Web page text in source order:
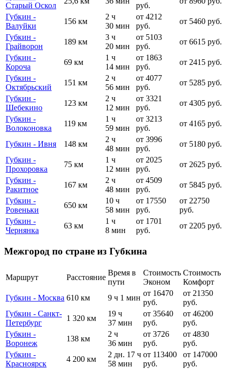
Старый Оскол
руб.
Губкин -
Валуйки
156 км
2 ч
30 мин
от 4212
руб.
от 5460 руб.
Губкин -
Грайворон
189 км
3 ч
20 мин
от 5103
руб.
от 6615 руб.
Губкин -
Короча
69 км
1 ч
14 мин
от 1863
руб.
от 2415 руб.
Губкин -
Октябрьский
151 км
2 ч
56 мин
от 4077
руб.
от 5285 руб.
Губкин -
Шебекино
123 км
2 ч
12 мин
от 3321
руб.
от 4305 руб.
Губкин -
Волоконовка
119 км
1 ч
59 мин
от 3213
руб.
от 4165 руб.
Губкин - Ивня 148 км
2 ч
48 мин
от 3996
руб.
от 5180 руб.
Губкин -
Прохоровка
75 км
1 ч
12 мин
от 2025
руб.
от 2625 руб.
Губкин -
Ракитное
167 км
2 ч
48 мин
от 4509
руб.
от 5845 руб.
Губкин -
Ровеньки
650 км
10 ч
58 мин
от 17550
руб.
от 22750
руб.
Губкин -
Чернянка
63 км
1 ч
8 мин
от 1701
руб.
от 2205 руб.
Межгород по стране из Губкина
Маршрут Расстояние
Время в
пути
Стоимость
Эконом
Стоимость
Комфорт
Губкин - Москва 610 км 9 ч 1 мин
от 16470
руб.
от 21350
руб.
Губкин - Санкт-
Петербург
1 320 км
19 ч
37 мин
от 35640
руб.
от 46200
руб.
Губкин -
Воронеж
138 км
2 ч
36 мин
от 3726
руб.
от 4830
руб.
Губкин -
Красноярск
4 200 км
2 дн. 17 ч
58 мин
от 113400
руб.
от 147000
руб.